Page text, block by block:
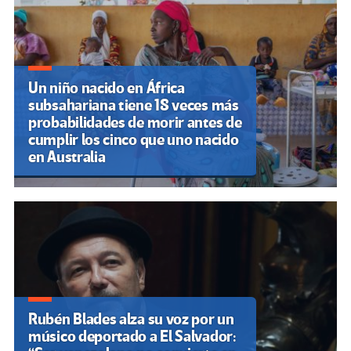
entradas
Un niño nacido en África
subsahariana tiene 18 veces más
probabilidades de morir antes de
cumplir los cinco que uno nacido
en Australia
Rubén Blades alza su voz por un
músico deportado a El Salvador: